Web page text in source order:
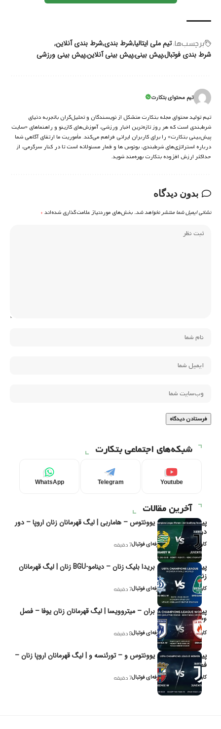
برچسب‌‌ها: تیم ملی ایتالیاشرط بندیشرط بندی آنلاین
شرط بندی فوتبالپیش بینیپیش بینی آنلاینپیش بینی ورزشی
تیم محتوای بتکارت
تیم تولید محتوای مجله بتکارت متشکل از نویسندگان و تحلیل‌گران باتجربه دنیای
شرط‌بندی است که هر روز تازه‌ترین اخبار ورزشی، آموزش‌های کازینو و راهنماهای «سایت
پیش‌بینی بتکارت» را برای کاربران ایرانی فراهم می‌کند. مأموریت ما ارتقای آگاهی شما
درباره استراتژی‌های شرطبندی، بونوس ها و قمار مسئولانه است تا در کنار سرگرمی، از
حداکثر ارزش افزوده بتکارت بهره‌مند شوید.
بدون دیدگاه
نشانی ایمیل شما منتشر نخواهد شد. بخش‌های موردنیاز علامت‌گذاری شده‌اند*
شبکه‌های اجتماعی بتکارت
Youtube
Telegram
WhatsApp
آخرین مقالات
پیش‌بینی و تحلیل یوونتوس – هاماربی | لیگ قهرمانان زنان اروپا – دور
دوم مرحله
کاوه نیک‌فر، تحلیل‌گر حرفه‌ای فوتبال7 دقیقه
پیش‌بینی و تحلیل بریدا بلیک زنان – دینامو-BGU زنان | لیگ قهرمانان
زنان یوفا
کاوه نیک‌فر، تحلیل‌گر حرفه‌ای فوتبال7 دقیقه
پیش‌بینی و تحلیل بران – میتروویسا | لیگ قهرمانان زنان یوفا – فصل
۲۰۲۶
کاوه نیک‌فر، تحلیل‌گر حرفه‌ای فوتبال8 دقیقه
پیش‌بینی و تحلیل یوونتوس و – تورئنسه و | لیگ قهرمانان اروپا زنان –
فصل ۲۰۲۶
کاوه نیک‌فر، تحلیل‌گر حرفه‌ای فوتبال7 دقیقه